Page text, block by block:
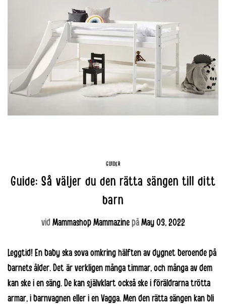
GUIDER
Guide: Så väljer du den rätta sängen till ditt
barn
vid Mammashop Mammazinepå May 03, 2022
Leggtid! En baby ska sova omkring hälften av dygnet beroende på
barnets ålder. Det är verkligen många timmar, och många av dem
kan ske i en säng. De kan självklart också ske i föräldrarna trötta
armar, i barnvagnen eller i en Vagga. Men den rätta sängen kan bli